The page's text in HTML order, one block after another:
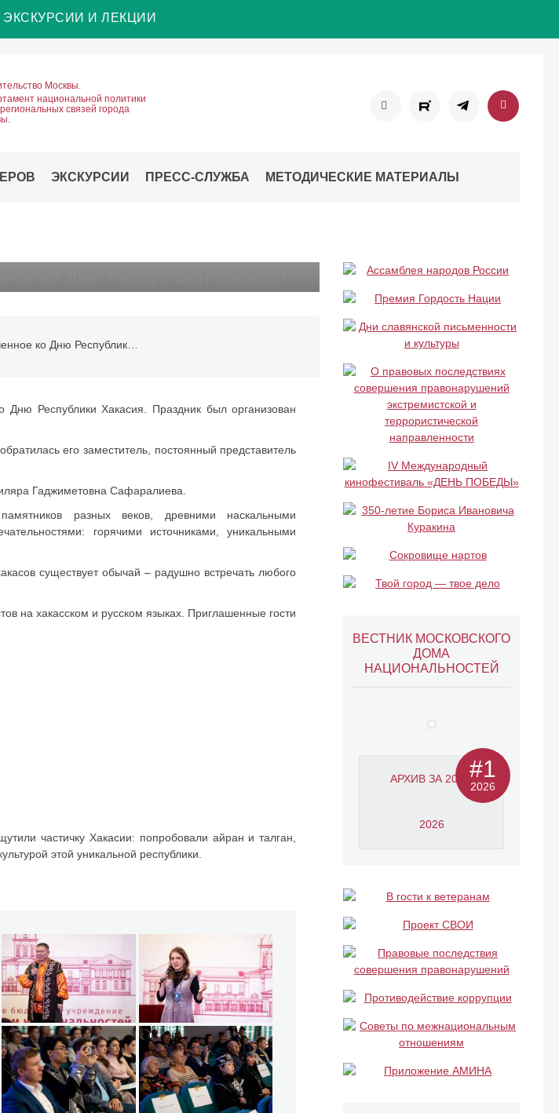
И ЛЕКЦИИ
Москвы.
национальной политики
связей города
ЭКСКУРСИИ ПРЕСС-СЛУЖБА МЕТОДИЧЕСКИЕ МАТЕРИАЛЫ
ко Дню
Дню Республики Хакасия. Праздник был организован
его заместитель, постоянный представитель
Гаджиметовна Сафаралиева.
разных веков, древними наскальными
горячими источниками, уникальными
существует обычай – радушно встречать любого
на хакасском и русском языках. Приглашенные гости
частичку Хакасии: попробовали айран и талган,
этой уникальной республики.
ВЕСТНИК МОСКОВСКОГО
ДОМА
НАЦИОНАЛЬНОСТЕЙ
АРХИВ ЗА 2011-
2026
#1
2026